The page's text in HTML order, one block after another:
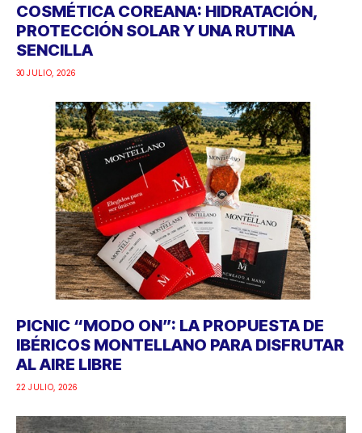
COSMÉTICA COREANA: HIDRATACIÓN,
PROTECCIÓN SOLAR Y UNA RUTINA
SENCILLA
30 JULIO, 2026
PICNIC “MODO ON”: LA PROPUESTA DE
IBÉRICOS MONTELLANO PARA DISFRUTAR
AL AIRE LIBRE
22 JULIO, 2026